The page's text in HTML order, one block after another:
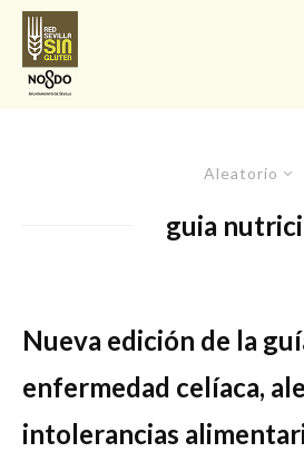
Aleatorio
guia
Nueva edición de la
enfermedad celíaca,
intolerancias